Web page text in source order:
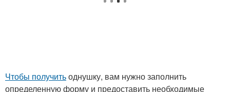
Чтобы получитьоднушку, вам нужно заполнить
определенную форму и предоставить необходимые